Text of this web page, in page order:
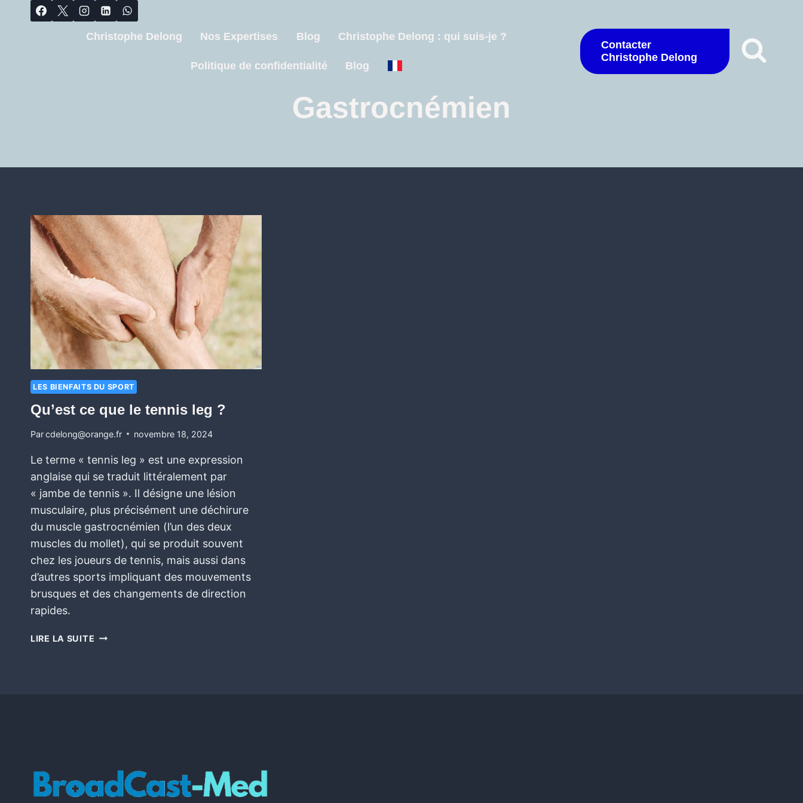
Christophe Delong Nos Expertises Blog Christophe Delong : qui suis-je ?
Politique de confidentialité Blog
Contacter
Christophe Delong
Gastrocnémien
LES BIENFAITS DU SPORT
Qu’est ce que le tennis leg ?
Parcdelong@orange.fr novembre 18, 2024
Le terme « tennis leg » est une expression
anglaise qui se traduit littéralement par
« jambe de tennis ». Il désigne une lésion
musculaire, plus précisément une déchirure
du muscle gastrocnémien (l’un des deux
muscles du mollet), qui se produit souvent
chez les joueurs de tennis, mais aussi dans
d’autres sports impliquant des mouvements
brusques et des changements de direction
rapides.
LIRE LA SUITE